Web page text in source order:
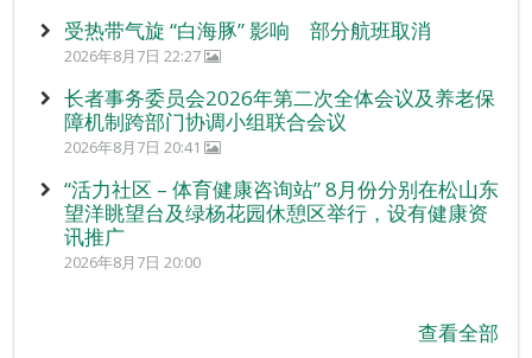
受热带气旋 “白海豚” 影响 部分航班取消
2026年8月7日 22:27
长者事务委员会2026年第二次全体会议及养老保
障机制跨部门协调小组联合会议
2026年8月7日 20:41
“活力社区 – 体育健康咨询站” 8月份分别在松山东
望洋眺望台及绿杨花园休憩区举行，设有健康资
讯推广
2026年8月7日 20:00
查看全部